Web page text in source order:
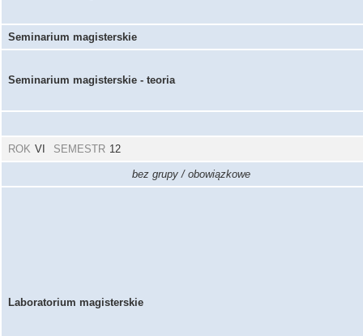
Seminarium magisterskie
Seminarium magisterskie - teoria
ROK VI SEMESTR 12
bez grupy / obowiązkowe
Laboratorium magisterskie